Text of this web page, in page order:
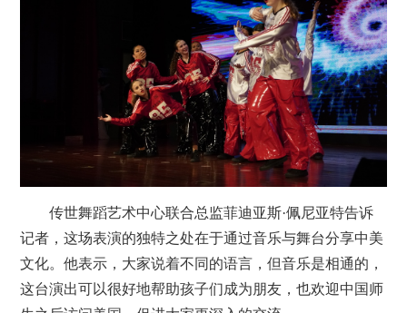
传世舞蹈艺术中心联合总监菲迪亚斯·佩尼亚特告诉
记者，这场表演的独特之处在于通过音乐与舞台分享中美
文化。他表示，大家说着不同的语言，但音乐是相通的，
这台演出可以很好地帮助孩子们成为朋友，也欢迎中国师